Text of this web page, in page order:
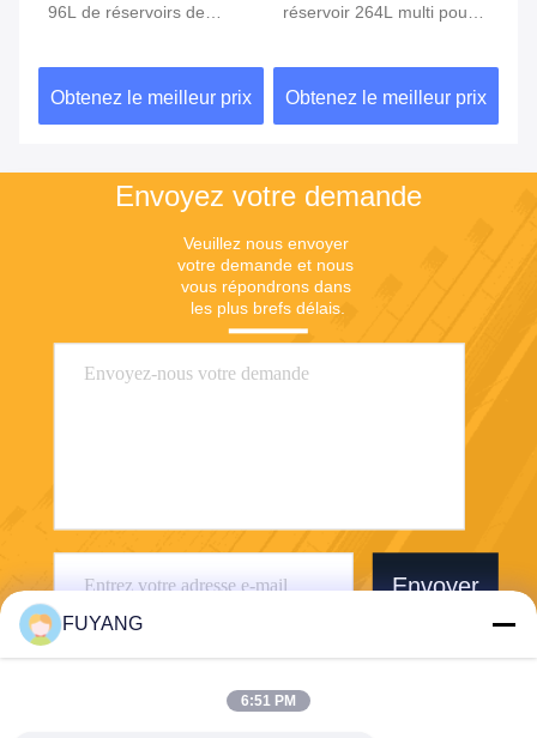
96L de réservoirs de
ultrasonique de
filtre/sécheur
Obtenez le meilleur prix
réservoir 264L multi pour
SUS304 de moules en
plastique
Obtenez le meilleur prix
Envoyez votre demande
Veuillez nous envoyer
votre demande et nous
vous répondrons dans
les plus brefs délais.
Envoyer
FUYANG
6:51 PM